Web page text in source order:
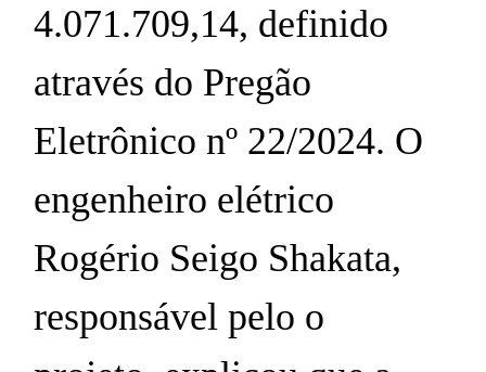
4.071.709,14, definido
através do Pregão
Eletrônico nº 22/2024. O
engenheiro elétrico
Rogério Seigo Shakata,
responsável pelo o